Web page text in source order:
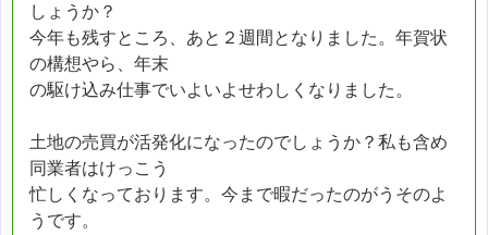
しょうか？
今年も残すところ、あと２週間となりました。年賀状
の構想やら、年末
の駆け込み仕事でいよいよせわしくなりました。
土地の売買が活発化になったのでしょうか？私も含め
同業者はけっこう
忙しくなっております。今まで暇だったのがうそのよ
うです。